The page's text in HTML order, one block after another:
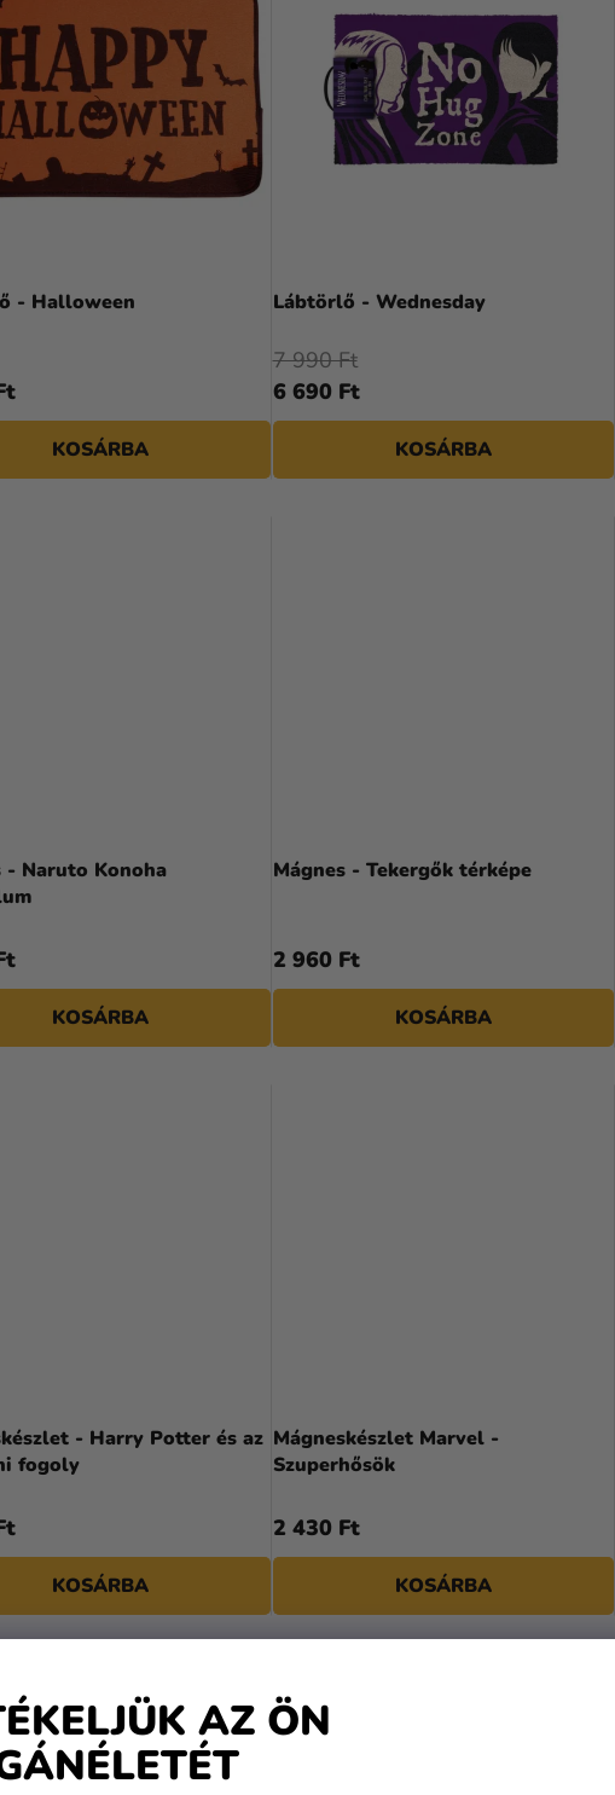
AZ ÖN
- Halloween
KOSÁRBA
Lábtörlő - Wednesday
6 690 Ft
7 990 Ft
KOSÁRBA
- Naruto Konoha
KOSÁRBA
Mágnes - Tekergők térképe
2 960 Ft
KOSÁRBA
- Harry Potter és az
fogoly
KOSÁRBA
Mágneskészlet Marvel -
Szuperhősök
2 430 Ft
KOSÁRBA